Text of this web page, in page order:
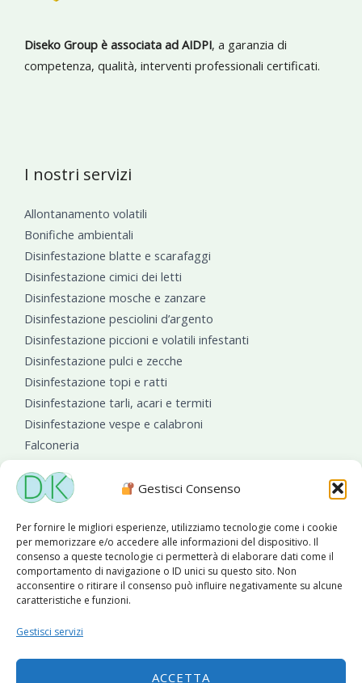
Gestisci Consenso
Per fornire le migliori esperienze, utilizziamo tecnologie come i cookie
per memorizzare e/o accedere alle informazioni del dispositivo. Il
consenso a queste tecnologie ci permetterà di elaborare dati come il
comportamento di navigazione o ID unici su questo sito. Non
acconsentire o ritirare il consenso può influire negativamente su alcune
caratteristiche e funzioni.
Gestisci servizi
ACCETTA
Diseko Group è associata ad AIDPI, a garanzia di
competenza, qualità, interventi professionali certificati.
I nostri servizi
Allontanamento volatili
Bonifiche ambientali
Disinfestazione blatte e scarafaggi
Disinfestazione cimici dei letti
Disinfestazione mosche e zanzare
Disinfestazione pesciolini d’argento
Disinfestazione piccioni e volatili infestanti
Disinfestazione pulci e zecche
Disinfestazione topi e ratti
Disinfestazione tarli, acari e termiti
Disinfestazione vespe e calabroni
Falconeria
Sanificazioni ambientali